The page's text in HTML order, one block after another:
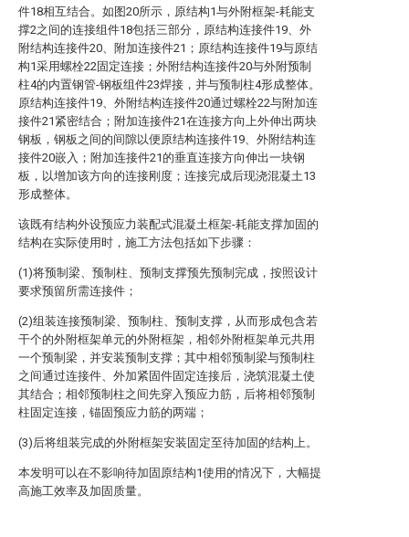
件18相互结合。如图20所示，原结构1与外附框架-耗能支
撑2之间的连接组件18包括三部分，原结构连接件19、外
附结构连接件20、附加连接件21；原结构连接件19与原结
构1采用螺栓22固定连接；外附结构连接件20与外附预制
柱4的内置钢管-钢板组件23焊接，并与预制柱4形成整体。
原结构连接件19、外附结构连接件20通过螺栓22与附加连
接件21紧密结合；附加连接件21在连接方向上外伸出两块
钢板，钢板之间的间隙以便原结构连接件19、外附结构连
接件20嵌入；附加连接件21的垂直连接方向伸出一块钢
板，以增加该方向的连接刚度；连接完成后现浇混凝土13
形成整体。
该既有结构外设预应力装配式混凝土框架-耗能支撑加固的
结构在实际使用时，施工方法包括如下步骤：
(1)将预制梁、预制柱、预制支撑预先预制完成，按照设计
要求预留所需连接件；
(2)组装连接预制梁、预制柱、预制支撑，从而形成包含若
干个的外附框架单元的外附框架，相邻外附框架单元共用
一个预制梁，并安装预制支撑；其中相邻预制梁与预制柱
之间通过连接件、外加紧固件固定连接后，浇筑混凝土使
其结合；相邻预制柱之间先穿入预应力筋，后将相邻预制
柱固定连接，锚固预应力筋的两端；
(3)后将组装完成的外附框架安装固定至待加固的结构上。
本发明可以在不影响待加固原结构1使用的情况下，大幅提
高施工效率及加固质量。